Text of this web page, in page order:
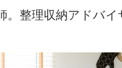
。整理収納アドバ